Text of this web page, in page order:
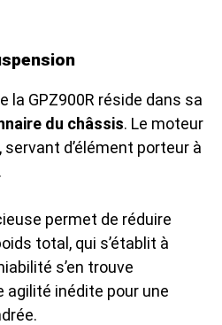
la GPZ900R réside dans sa
du châssis. Le moteur
d’élément porteur à
permet de réduire
total, qui s’établit à
s’en trouve
agilité inédite pour une